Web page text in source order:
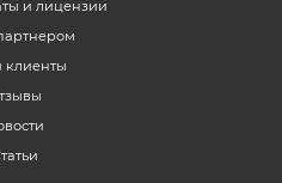
и лицензии
клиенты